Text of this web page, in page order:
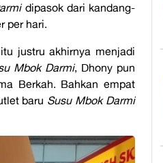
dipasok dari kandang-
per hari.
justru akhirnya menjadi
Mbok Darmi, Dhony pun
Berkah. Bahkan empat
baru Susu Mbok Darmi